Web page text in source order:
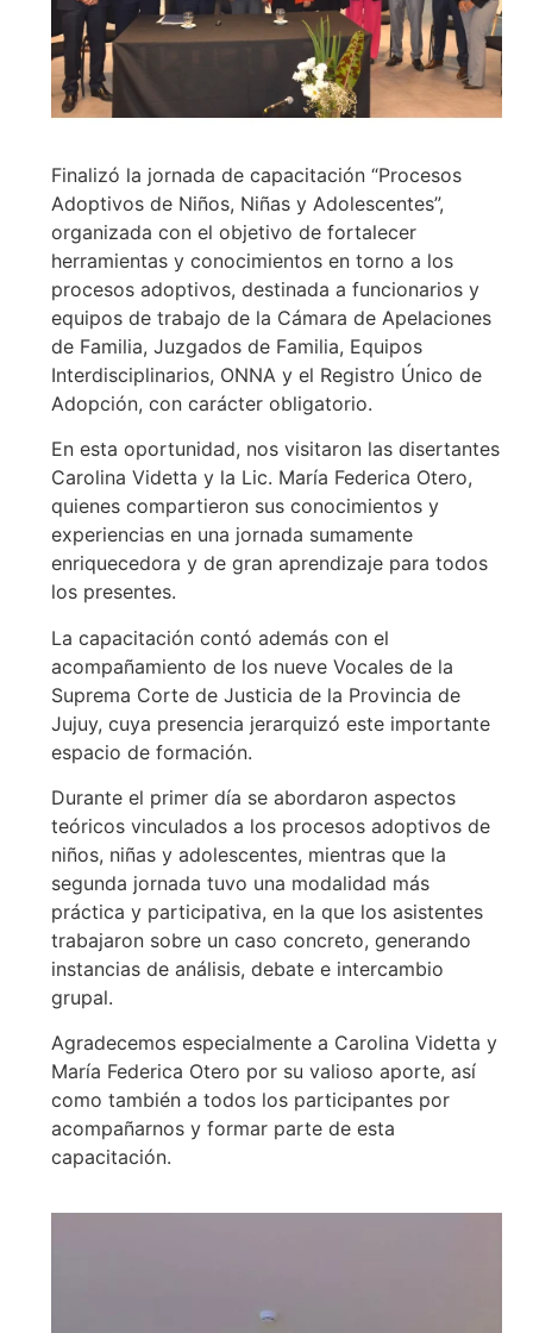
Finalizó la jornada de capacitación “Procesos
Adoptivos de Niños, Niñas y Adolescentes”,
organizada con el objetivo de fortalecer
herramientas y conocimientos en torno a los
procesos adoptivos, destinada a funcionarios y
equipos de trabajo de la Cámara de Apelaciones
de Familia, Juzgados de Familia, Equipos
Interdisciplinarios, ONNA y el Registro Único de
Adopción, con carácter obligatorio.
En esta oportunidad, nos visitaron las disertantes
Carolina Videtta y la Lic. María Federica Otero,
quienes compartieron sus conocimientos y
experiencias en una jornada sumamente
enriquecedora y de gran aprendizaje para todos
los presentes.
La capacitación contó además con el
acompañamiento de los nueve Vocales de la
Suprema Corte de Justicia de la Provincia de
Jujuy, cuya presencia jerarquizó este importante
espacio de formación.
Durante el primer día se abordaron aspectos
teóricos vinculados a los procesos adoptivos de
niños, niñas y adolescentes, mientras que la
segunda jornada tuvo una modalidad más
práctica y participativa, en la que los asistentes
trabajaron sobre un caso concreto, generando
instancias de análisis, debate e intercambio
grupal.
Agradecemos especialmente a Carolina Videtta y
María Federica Otero por su valioso aporte, así
como también a todos los participantes por
acompañarnos y formar parte de esta
capacitación.